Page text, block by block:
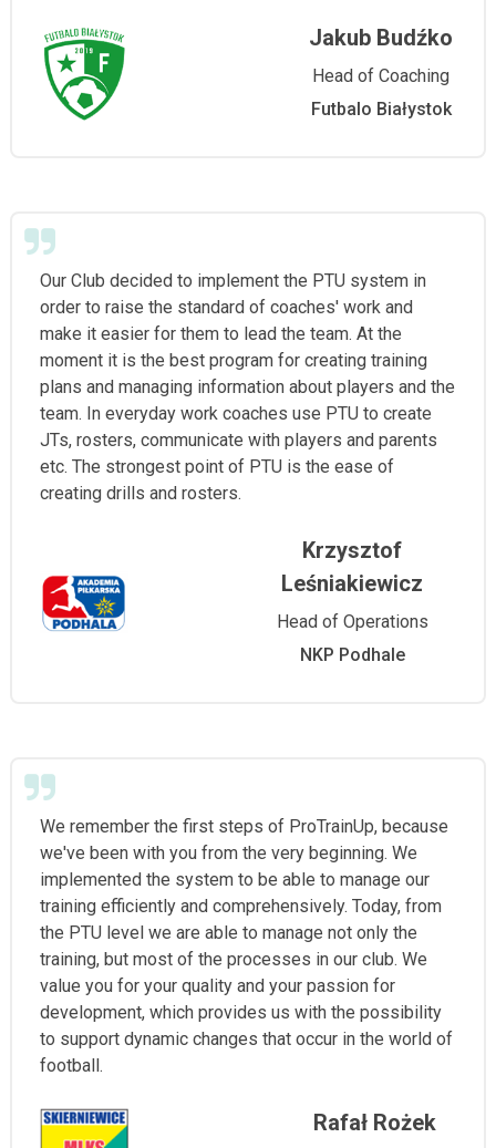
Jakub Budźko
Head of Coaching
Futbalo Białystok
Our Club decided to implement the PTU system in
order to raise the standard of coaches' work and
make it easier for them to lead the team. At the
moment it is the best program for creating training
plans and managing information about players and the
team. In everyday work coaches use PTU to create
JTs, rosters, communicate with players and parents
etc. The strongest point of PTU is the ease of
creating drills and rosters.
Krzysztof
Leśniakiewicz
Head of Operations
NKP Podhale
We remember the first steps of ProTrainUp, because
we've been with you from the very beginning. We
implemented the system to be able to manage our
training efficiently and comprehensively. Today, from
the PTU level we are able to manage not only the
training, but most of the processes in our club. We
value you for your quality and your passion for
development, which provides us with the possibility
to support dynamic changes that occur in the world of
football.
Rafał Rożek